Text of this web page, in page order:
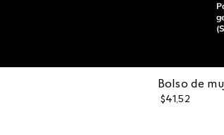
Bolso de
$41,52
Pagos 100%